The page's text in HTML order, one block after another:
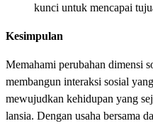
kunci untuk mencapai
Kesimpulan
Memahami perubahan dimensi
membangun interaksi sosial
mewujudkan kehidupan yang
lansia. Dengan usaha bersama